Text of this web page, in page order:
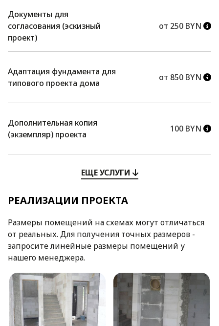
Документы для
согласования (эскизный
проект)
от 250 BYN
Адаптация фундамента для
типового проекта дома
от 850 BYN
Дополнительная копия
(экземпляр) проекта
100 BYN
ЕЩЕ УСЛУГИ
РЕАЛИЗАЦИИ ПРОЕКТА
Размеры помещений на схемах могут отличаться
от реальных. Для получения точных размеров -
запросите линейные размеры помещений у
нашего менеджера.